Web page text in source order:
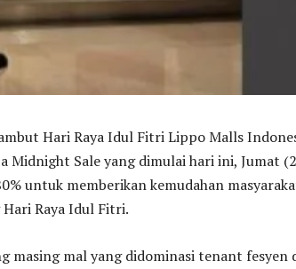
Hari Raya Idul Fitri Lippo Malls
Midnight Sale yang dimulai hari ini, Jumat
untuk memberikan kemudahan
Raya Idul Fitri.
masing mal yang didominasi tenant fesyen